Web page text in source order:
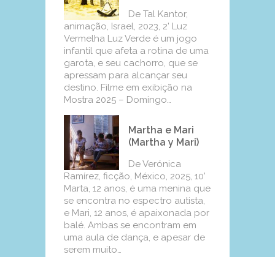
De Tal Kantor,
animação, Israel, 2023, 2’ Luz
Vermelha Luz Verde é um jogo
infantil que afeta a rotina de uma
garota, e seu cachorro, que se
apressam para alcançar seu
destino. Filme em exibição na
Mostra 2025 – Domingo…
Martha e Mari
(Martha y Mari)
De Verónica
Ramírez, ficção, México, 2025, 10’
Marta, 12 anos, é uma menina que
se encontra no espectro autista,
e Mari, 12 anos, é apaixonada por
balé. Ambas se encontram em
uma aula de dança, e apesar de
serem muito…